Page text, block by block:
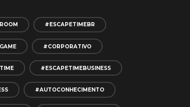
#ESCAPETIMEBR
#CORPORATIVO
#ESCAPETIMEBUSINESS
#AUTOCONHECIMENTO